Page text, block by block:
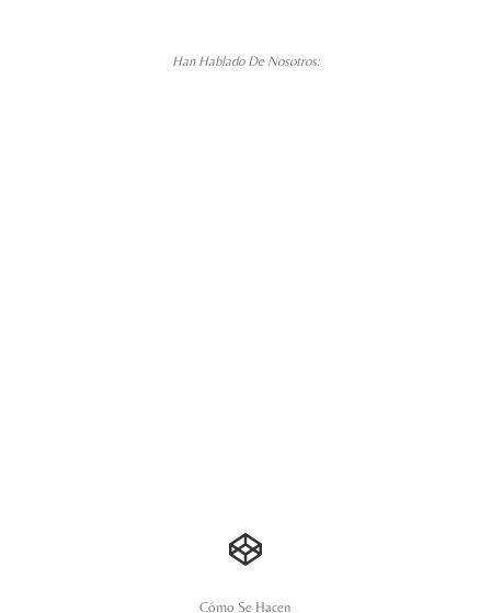
Han Hablado De Nosotros:
Cómo Se Hacen